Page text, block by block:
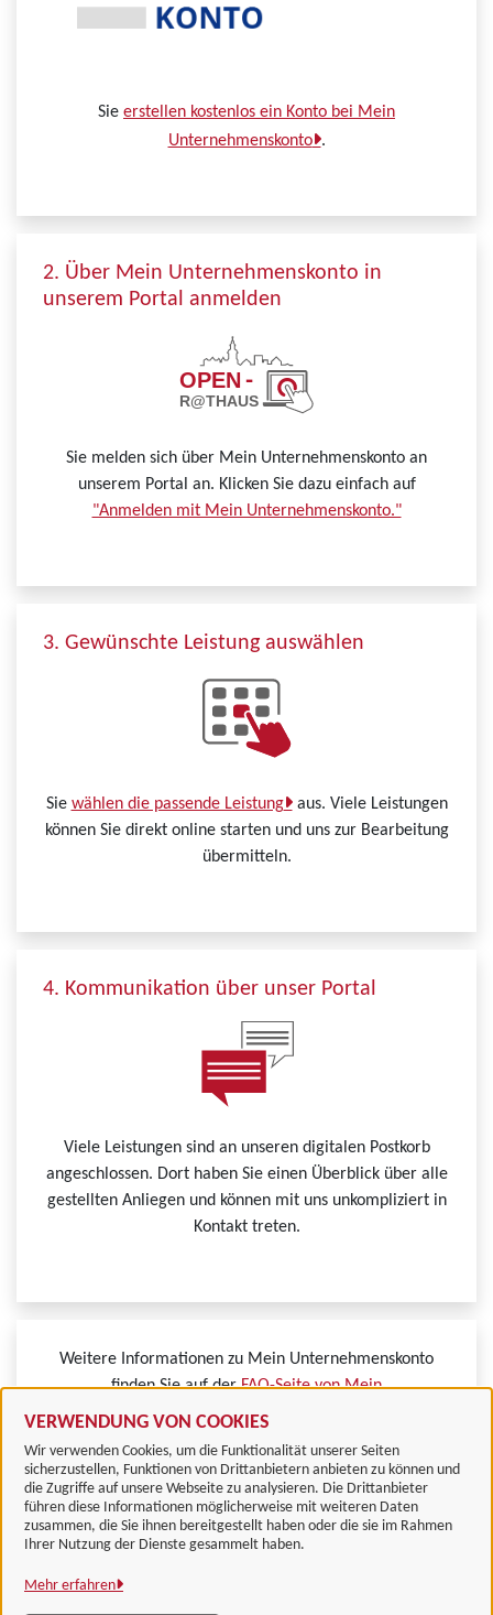
VERWENDUNG VON COOKIES
Wir verwenden Cookies, um die Funktionalität unserer Seiten
sicherzustellen, Funktionen von Drittanbietern anbieten zu können und
die Zugriffe auf unsere Webseite zu analysieren. Die Drittanbieter
führen diese Informationen möglicherweise mit weiteren Daten
zusammen, die Sie ihnen bereitgestellt haben oder die sie im Rahmen
Ihrer Nutzung der Dienste gesammelt haben.
Mehr erfahren
Sie erstellen kostenlos ein Konto bei Mein
Unternehmenskonto .
2. Über Mein Unternehmenskonto in
unserem Portal anmelden
Sie melden sich über Mein Unternehmenskonto an
unserem Portal an. Klicken Sie dazu einfach auf
"Anmelden mit Mein Unternehmenskonto."
3. Gewünschte Leistung auswählen
Sie wählen die passende Leistung aus. Viele Leistungen
können Sie direkt online starten und uns zur Bearbeitung
übermitteln.
4. Kommunikation über unser Portal
Viele Leistungen sind an unseren digitalen Postkorb
angeschlossen. Dort haben Sie einen Überblick über alle
gestellten Anliegen und können mit uns unkompliziert in
Kontakt treten.
Weitere Informationen zu Mein Unternehmenskonto
finden Sie auf derFAQ-Seite von Mein
Unternehmenskonto.
Landkreis Göttingen
Alle Rechte vorbehalten